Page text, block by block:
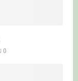
0